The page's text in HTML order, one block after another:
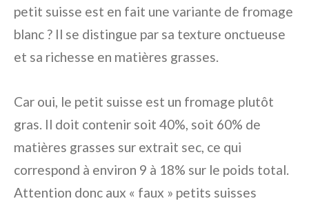
petit suisse est en fait une variante de fromage
blanc ? Il se distingue par sa texture onctueuse
et sa richesse en matières grasses.
Car oui, le petit suisse est un fromage plutôt
gras. Il doit contenir soit 40%, soit 60% de
matières grasses sur extrait sec, ce qui
correspond à environ 9 à 18% sur le poids total.
Attention donc aux « faux » petits suisses